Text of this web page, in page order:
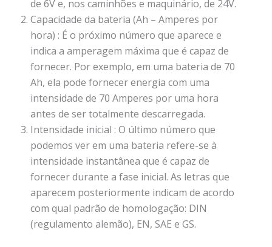
de 6V e, nos caminhões e maquinário, de 24V.
Capacidade da bateria (Ah – Amperes por
hora) : É o próximo número que aparece e
indica a amperagem máxima que é capaz de
fornecer. Por exemplo, em uma bateria de 70
Ah, ela pode fornecer energia com uma
intensidade de 70 Amperes por uma hora
antes de ser totalmente descarregada.
Intensidade inicial : O último número que
podemos ver em uma bateria refere-se à
intensidade instantânea que é capaz de
fornecer durante a fase inicial. As letras que
aparecem posteriormente indicam de acordo
com qual padrão de homologação: DIN
(regulamento alemão), EN, SAE e GS.